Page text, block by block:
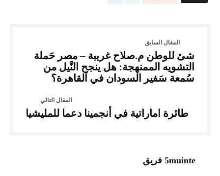
شئ للوطن م.صلاح غريبة – مصر حَملة
التشويه الممنهجة: هل ينجح النَّيل من
سُمعة سَفير السودان في القاهرة؟
طائرة اماراتية في أنجمينا دعما للمليشيا
5muinte فريق